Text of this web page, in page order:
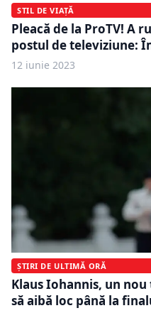
STIL DE VIAȚĂ
Pleacă de la ProTV! A
postul de televiziune:
12 iunie 2023
ȘTIRI DE ULTIMĂ ORĂ
Klaus Iohannis, un
să aibă loc până la